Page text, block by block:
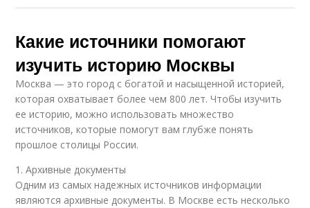
Какие источники помогают
изучить историю Москвы
Москва — это город с богатой и насыщенной историей,
которая охватывает более чем 800 лет. Чтобы изучить
ее историю, можно использовать множество
источников, которые помогут вам глубже понять
прошлое столицы России.
1. Архивные документы
Одним из самых надежных источников информации
являются архивные документы. В Москве есть несколько